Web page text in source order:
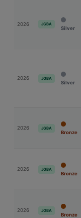
2026 JGBA
Silver
2026 JGBA
Silver
2026 JGBA
Bronze
2026 JGBA
Bronze
2026 JGBA
Bronze